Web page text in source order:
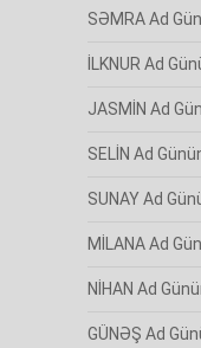
SƏMRA Ad
İLKNUR Ad
JASMİN Ad
SELİN Ad
SUNAY Ad
MİLANA Ad
NİHAN Ad
GÜNƏŞ Ad